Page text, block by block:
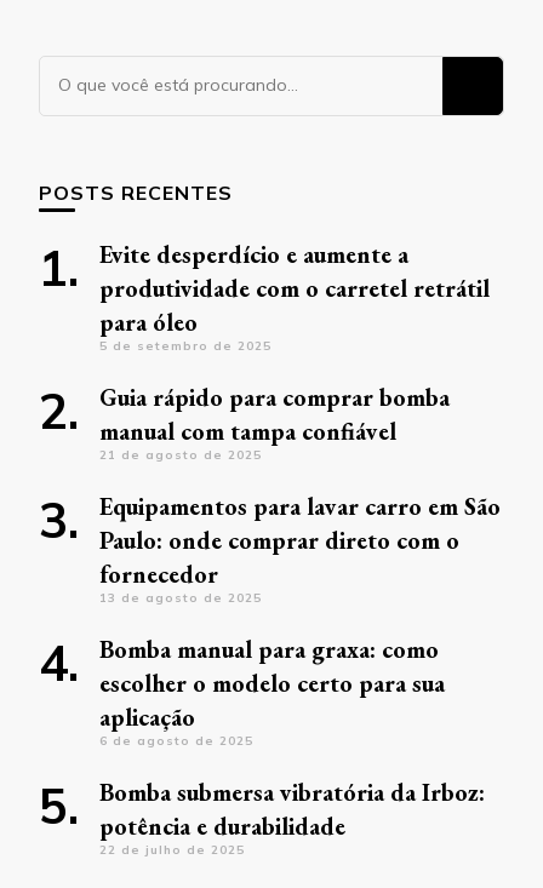
Procurando
algo?
POSTS RECENTES
Evite desperdício e aumente a
produtividade com o carretel retrátil
para óleo
5 de setembro de 2025
Guia rápido para comprar bomba
manual com tampa confiável
21 de agosto de 2025
Equipamentos para lavar carro em São
Paulo: onde comprar direto com o
fornecedor
13 de agosto de 2025
Bomba manual para graxa: como
escolher o modelo certo para sua
aplicação
6 de agosto de 2025
Bomba submersa vibratória da Irboz:
potência e durabilidade
22 de julho de 2025